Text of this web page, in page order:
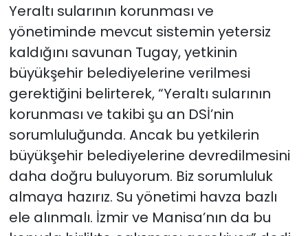
Yeraltı sularının korunması ve
yönetiminde mevcut sistemin yetersiz
kaldığını savunan Tugay, yetkinin
büyükşehir belediyelerine verilmesi
gerektiğini belirterek, “Yeraltı sularının
korunması ve takibi şu an DSİ’nin
sorumluluğunda. Ancak bu yetkilerin
büyükşehir belediyelerine devredilmesini
daha doğru buluyorum. Biz sorumluluk
almaya hazırız. Su yönetimi havza bazlı
ele alınmalı. İzmir ve Manisa’nın da bu